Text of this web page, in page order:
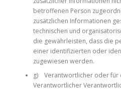
betroffenen Person
zusätzlichen Informationen
technischen und
die gewährleisten, dass die
einer identifizierten oder
zugewiesen werden.
g) Verantwortlicher oder für
Verantwortlicher